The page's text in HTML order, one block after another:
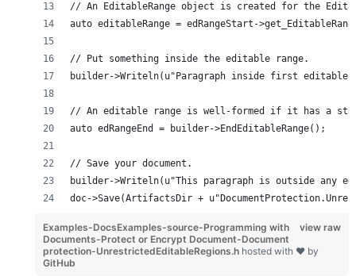
// An EditableRange object is created for the
auto editableRange = edRangeStart-
// Put something inside the editable range.
builder->Writeln(u"Paragraph inside first editable
// An editable range is well-formed if it has a
auto edRangeEnd = builder->EndEditableRange();
// Save your document.
builder->Writeln(u"This paragraph is outside any
doc->Save(ArtifactsDir +
view raw
Examples-DocsExamples-source-Programming with
Documents-Protect or Encrypt Document-Document
protection-UnrestrictedEditableRegions.h hosted with ❤ by
GitHub